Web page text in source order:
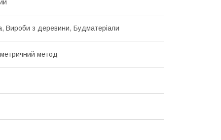
Вироби з деревини, Будматеріали
метод